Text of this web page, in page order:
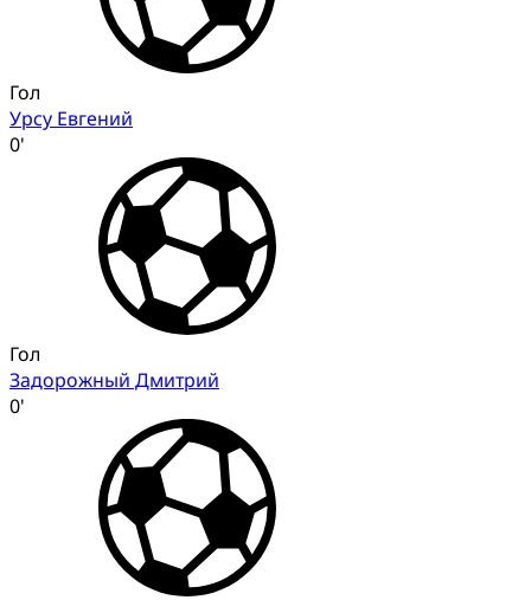
Гол
Урсу Евгений
0'
Гол
Задорожный Дмитрий
0'